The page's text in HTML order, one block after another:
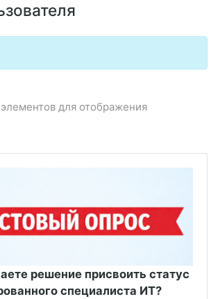
для отображения
решение присвоить статус
специалиста ИТ?